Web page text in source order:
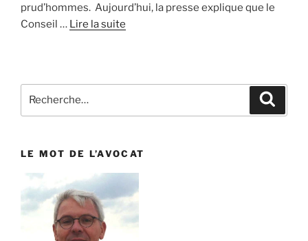
prud’hommes. Aujourd’hui, la presse explique que le
Conseil … Lire la suite
Recherche
LE MOT DE L’AVOCAT